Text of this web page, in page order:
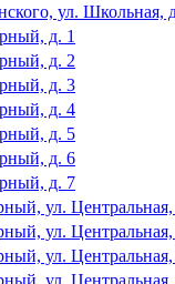
ул. Школьная,
д. 1
д. 2
д. 3
д. 4
д. 5
д. 6
д. 7
ул.
ул. Центральная,
ул.
ул.